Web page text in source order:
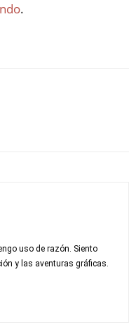
.
uso de razón. Siento
y las aventuras gráficas.